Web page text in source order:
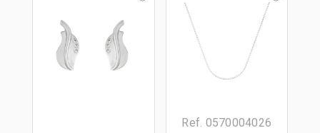
Ref. 0570004026